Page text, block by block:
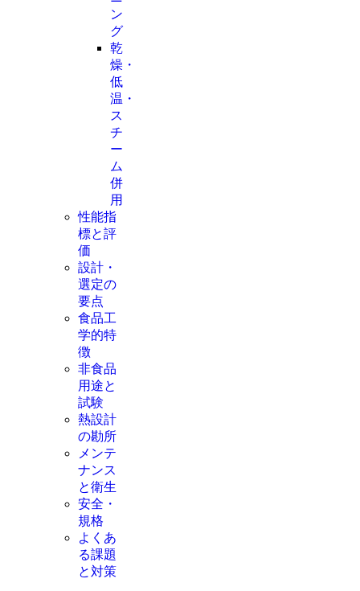
ン
グ
乾
燥・
低
温・
ス
チ
ー
ム
併
用
性能指
標と評
価
設計・
選定の
要点
食品工
学的特
徴
非食品
用途と
試験
熱設計
の勘所
メンテ
ナンス
と衛生
安全・
規格
よくあ
る課題
と対策